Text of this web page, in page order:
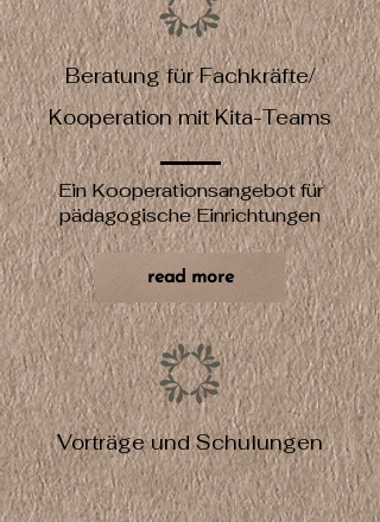
Beratung für Fachkräfte/
Kooperation mit Kita-Teams
Ein Kooperationsangebot für
pädagogische Einrichtungen
read more
Vorträge und Schulungen